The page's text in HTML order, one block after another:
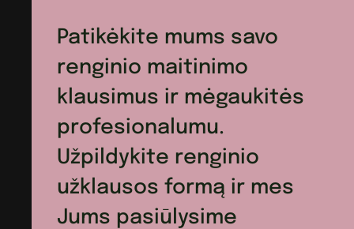
Patikėkite mums savo
renginio maitinimo
klausimus ir mėgaukitės
profesionalumu.
Užpildykite renginio
užklausos formą ir mes
Jums pasiūlysime